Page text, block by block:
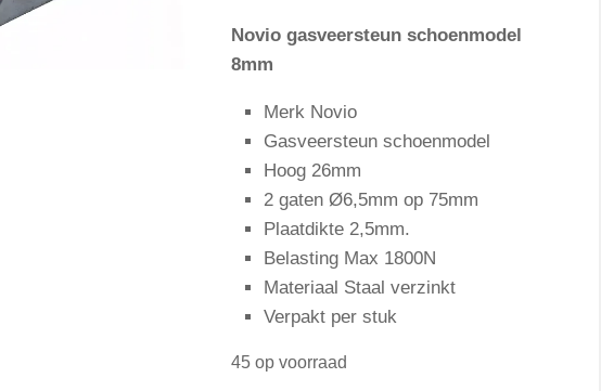
Novio gasveersteun schoenmodel
8mm
Merk Novio
Gasveersteun schoenmodel
Hoog 26mm
2 gaten Ø6,5mm op 75mm
Plaatdikte 2,5mm.
Belasting Max 1800N
Materiaal Staal verzinkt
Verpakt per stuk
45 op voorraad